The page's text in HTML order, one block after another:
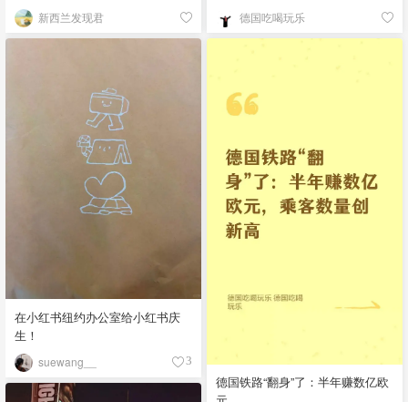
新西兰发现君 德国吃喝玩乐
在小红书纽约办公室给小红书庆
生！
suewang__ 3
德国铁路“翻身”了：半年赚数亿欧